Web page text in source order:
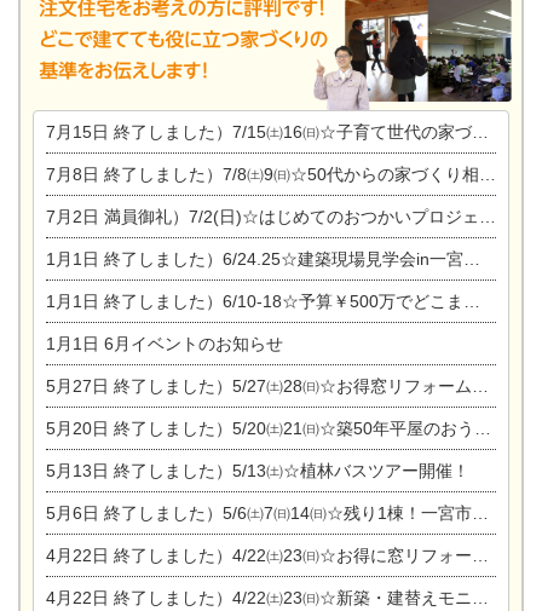
7月15日 終了しました）7/15㈯16㈰☆子育て世代の家づくり相談会
7月8日 終了しました）7/8㈯9㈰☆50代からの家づくり相談会
7月2日 満員御礼）7/2(日)☆はじめてのおつかいプロジェクト
1月1日 終了しました）6/24.25☆建築現場見学会in一宮市木曽川町
1月1日 終了しました）6/10-18☆予算￥500万でどこまでできるの？リフォーム相談会
1月1日 6月イベントのお知らせ
5月27日 終了しました）5/27㈯28㈰☆お得窓リフォーム個別相談会
5月20日 終了しました）5/20㈯21㈰☆築50年平屋のおうちリノベーション完成見学会
5月13日 終了しました）5/13㈯☆植林バスツアー開催！
5月6日 終了しました）5/6㈯7㈰14㈰☆残り1棟！一宮市限定モニター募集相談会(新築・建替え)
4月22日 終了しました）4/22㈯23㈰☆お得に窓リフォーム個別相談会
4月22日 終了しました）4/22㈯23㈰☆新築・建替えモニター募集個別相談会